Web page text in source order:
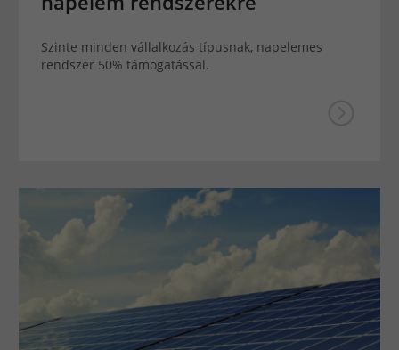
Szinte minden vállalkozás típusnak, napelemes
rendszer 50% támogatással.